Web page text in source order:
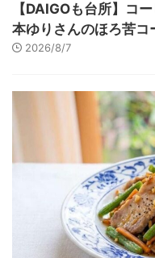
【DAIGOも台所】コ
本ゆりさんのほろ苦コ
2026/8/7